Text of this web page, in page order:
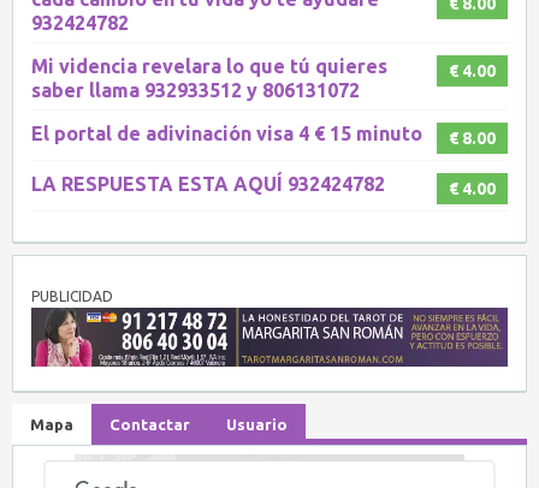
932424782
€ 4.00
Mi videncia revelara lo que tú quieres
saber llama 932933512 y 806131072
€ 8.00
El portal de adivinación visa 4 € 15 minuto
€ 4.00
LA RESPUESTA ESTA AQUÍ 932424782
PUBLICIDAD
Mapa Contactar Usuario